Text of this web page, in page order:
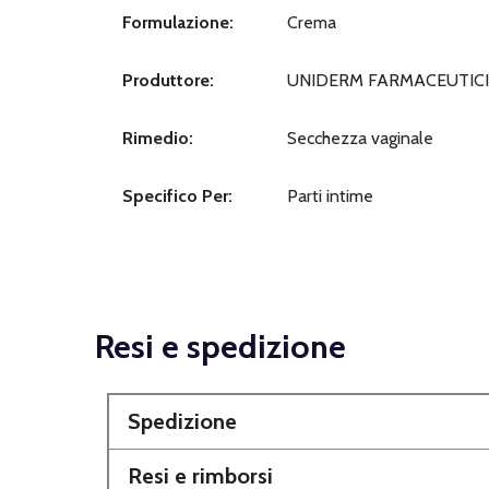
Formulazione: Crema
Produttore: UNIDERM
Rimedio: Secchezza vaginale
Specifico Per: Parti intime
Resi e spedizione
Spedizione
Resi e rimborsi